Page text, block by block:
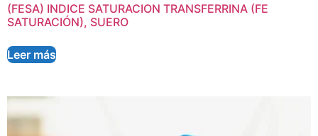
(FESA) INDICE SATURACION TRANSFERRINA (FE
SATURACIÓN), SUERO
Leer más